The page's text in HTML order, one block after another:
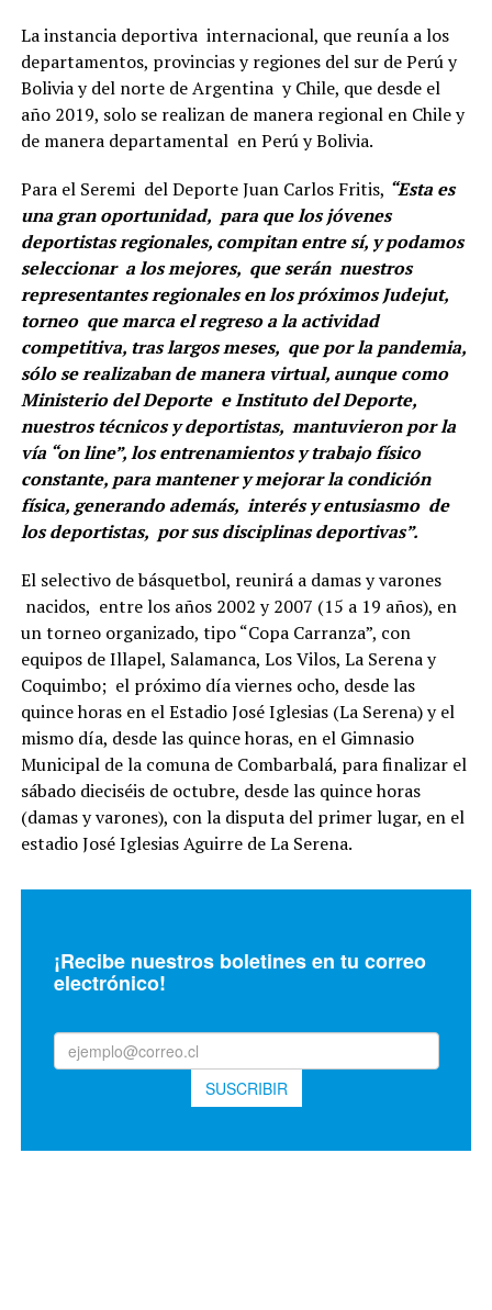
La instancia deportiva internacional, que reunía a los
departamentos, provincias y regiones del sur de Perú y
Bolivia y del norte de Argentina y Chile, que desde el
año 2019, solo se realizan de manera regional en Chile y
de manera departamental en Perú y Bolivia.
Para el Seremi del Deporte Juan Carlos Fritis, “Esta es
una gran oportunidad, para que los jóvenes
deportistas regionales, compitan entre sí, y podamos
seleccionar a los mejores, que serán nuestros
representantes regionales en los próximos Judejut,
torneo que marca el regreso a la actividad
competitiva, tras largos meses, que por la pandemia,
sólo se realizaban de manera virtual, aunque como
Ministerio del Deporte e Instituto del Deporte,
nuestros técnicos y deportistas, mantuvieron por la
vía “on line”, los entrenamientos y trabajo físico
constante, para mantener y mejorar la condición
física, generando además, interés y entusiasmo de
los deportistas, por sus disciplinas deportivas”.
El selectivo de básquetbol, reunirá a damas y varones
nacidos, entre los años 2002 y 2007 (15 a 19 años), en
un torneo organizado, tipo “Copa Carranza”, con
equipos de Illapel, Salamanca, Los Vilos, La Serena y
Coquimbo; el próximo día viernes ocho, desde las
quince horas en el Estadio José Iglesias (La Serena) y el
mismo día, desde las quince horas, en el Gimnasio
Municipal de la comuna de Combarbalá, para finalizar el
sábado dieciséis de octubre, desde las quince horas
(damas y varones), con la disputa del primer lugar, en el
estadio José Iglesias Aguirre de La Serena.